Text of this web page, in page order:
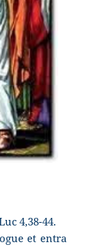
4,38-44.
et entra